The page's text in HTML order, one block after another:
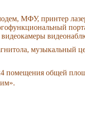
МФУ, принтер
музыкальный
помещения общей